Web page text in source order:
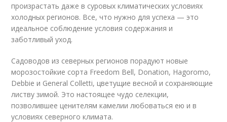
произрастать даже в суровых климатических условиях
холодных регионов. Все, что нужно для успеха — это
идеальное соблюдение условия содержания и
заботливый уход.
Садоводов из северных регионов порадуют новые
морозостойкие сорта Freedom Bell, Donation, Hagoromo,
Debbie и General Colletti, цветущие весной и сохраняющие
листву зимой. Это настоящее чудо селекции,
позволившее ценителям камелии любоваться ею и в
условиях северного климата.